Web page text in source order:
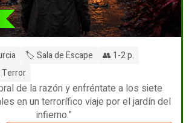
🏷️ Sala de Escape
👥 1-2 p.
de la razón y enfréntate a los siete
en un terrorífico viaje por el jardín del
infierno."